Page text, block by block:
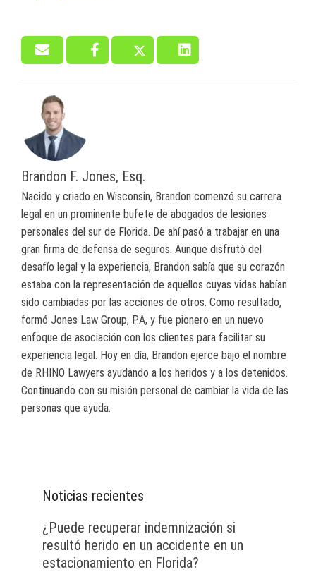
Brandon F. Jones, Esq.
Nacido y criado en Wisconsin, Brandon comenzó su carrera
legal en un prominente bufete de abogados de lesiones
personales del sur de Florida. De ahí pasó a trabajar en una
gran firma de defensa de seguros. Aunque disfrutó del
desafío legal y la experiencia, Brandon sabía que su corazón
estaba con la representación de aquellos cuyas vidas habían
sido cambiadas por las acciones de otros. Como resultado,
formó Jones Law Group, P.A, y fue pionero en un nuevo
enfoque de asociación con los clientes para facilitar su
experiencia legal. Hoy en día, Brandon ejerce bajo el nombre
de RHINO Lawyers ayudando a los heridos y a los detenidos.
Continuando con su misión personal de cambiar la vida de las
personas que ayuda.
Noticias recientes
¿Puede recuperar indemnización si
resultó herido en un accidente en un
estacionamiento en Florida?